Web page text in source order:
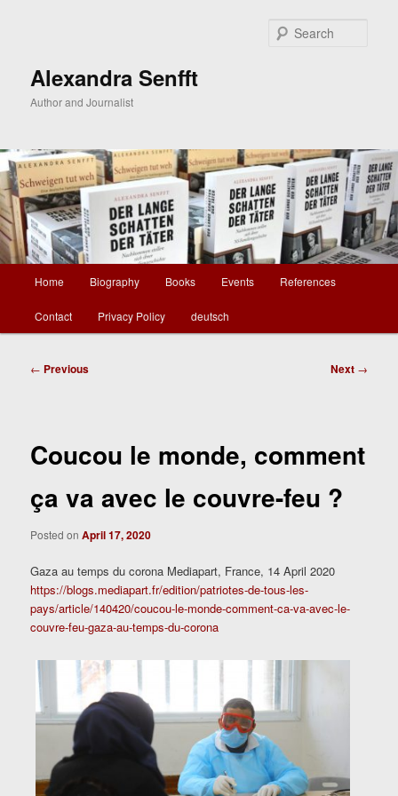
Alexandra Senfft
Author and Journalist
Home Biography Books Events References
Contact Privacy Policy deutsch
Post
← Previous Next →
Coucou le monde, comment
ça va avec le couvre-feu ?
Posted onApril 17, 2020
Gaza au temps du corona Mediapart, France, 14 April 2020
https://blogs.mediapart.fr/edition/patriotes-de-tous-les-
pays/article/140420/coucou-le-monde-comment-ca-va-avec-le-
couvre-feu-gaza-au-temps-du-corona